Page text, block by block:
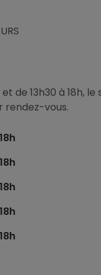
de 13h30 à 18h,
rendez-vous.